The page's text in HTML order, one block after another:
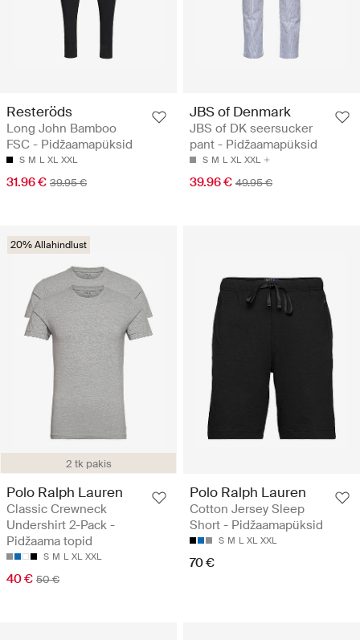
Resteröds
Long John Bamboo
FSC - Pidžaamapüksid
S M L XL XXL
31.96 € 39.95 €
JBS of Denmark
JBS of DK seersucker
pant - Pidžaamapüksid
S M L XL XXL
39.96 € 49.95 €
2 tk pakis
20% Allahindlust
Polo Ralph Lauren
Classic Crewneck
Undershirt 2-Pack -
Pidžaama topid
S M L XL XXL
40 € 50 €
Polo Ralph Lauren
Cotton Jersey Sleep
Short - Pidžaamapüksid
S M L XL XXL
70 €